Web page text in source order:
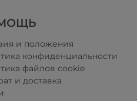
и положения​
конфиденциальности
файлов cookie
и доставка